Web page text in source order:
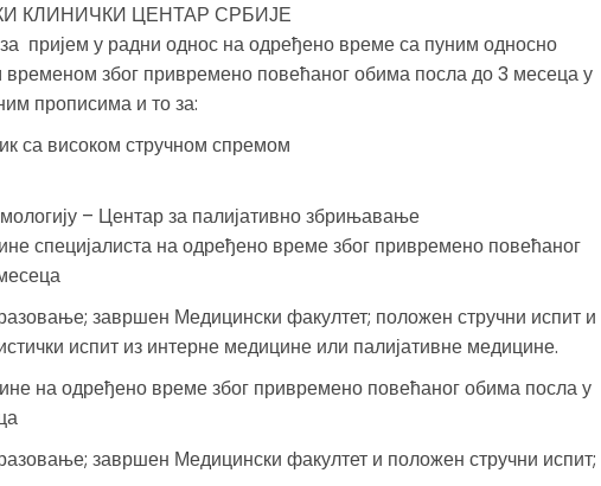
КЛИНИЧКИ ЦЕНТАР СРБИЈЕ
за пријем у радни однос на одређено време са пуним односно
због привремено повећаног обима посла до 3 месеца у
прописима и то за:
са високом стручном спремом
– Центар за палијативно збрињавање
специјалиста на одређено време због привремено повећаног
завршен Медицински факултет; положен стручни испит и
испит из интерне медицине или палијативне медицине.
на одређено време због привремено повећаног обима посла у
завршен Медицински факултет и положен стручни испит;